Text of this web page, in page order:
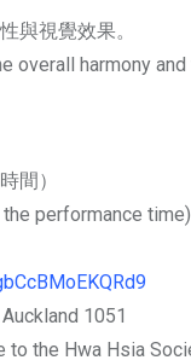
與視覺效果。
overall harmony
間）
performance time)
1051
the Hwa Hsia